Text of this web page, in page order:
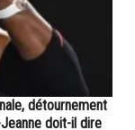
détournement
doit-il dire